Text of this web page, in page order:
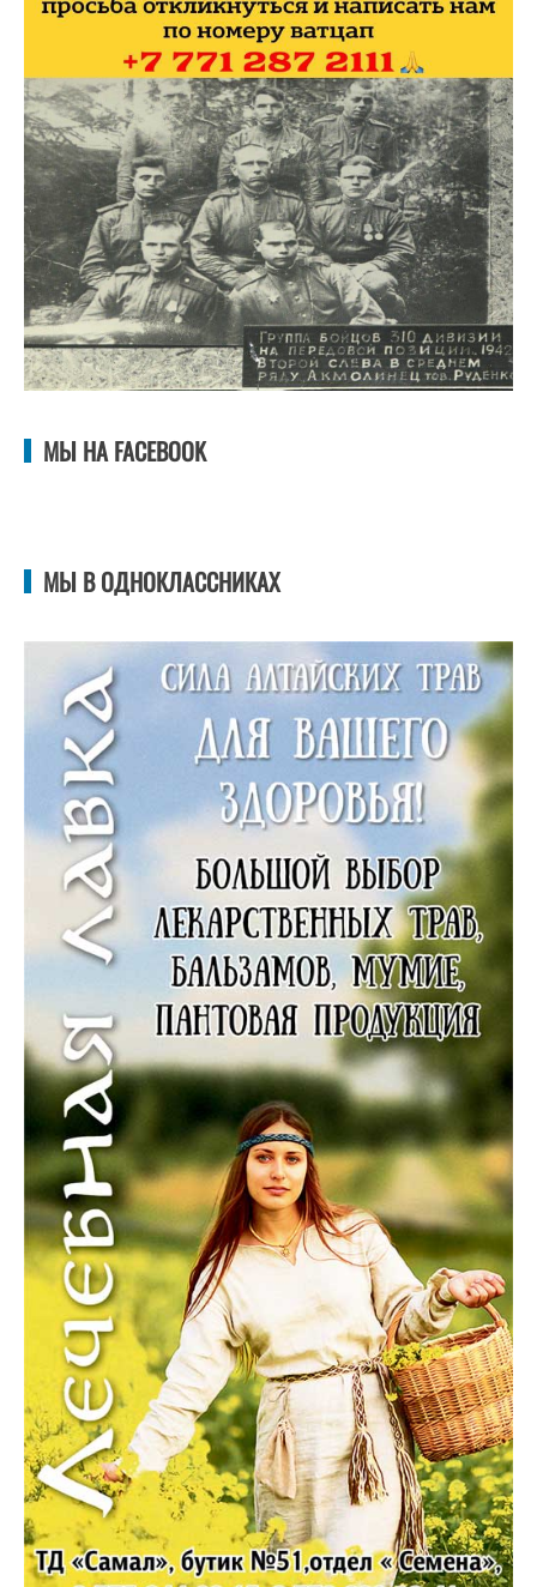
МЫ НА FACEBOOK
МЫ В ОДНОКЛАССНИКАХ